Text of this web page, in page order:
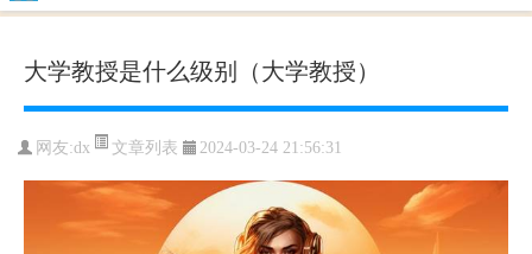
大学教授是什么级别（大学教授）
网友:dx 文章列表 2024-03-24 21:56:31